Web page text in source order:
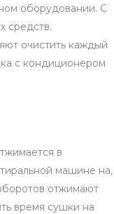
оборудовании. С
средств.
очистить каждый
с кондиционером
в
машине на,
отжимают
время сушки на